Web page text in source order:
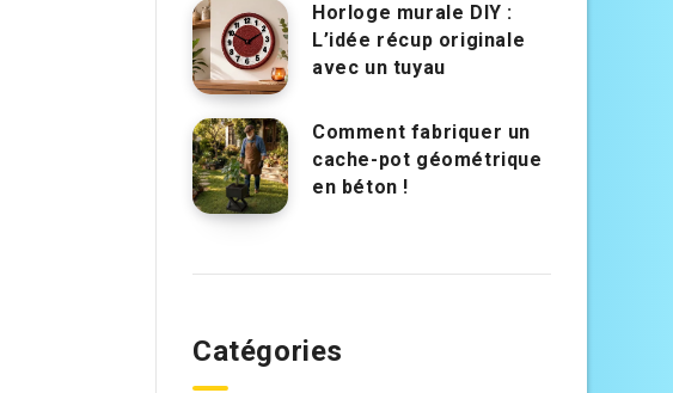
Horloge murale DIY :
L’idée récup originale
avec un tuyau
Comment fabriquer un
cache-pot géométrique
en béton !
Catégories